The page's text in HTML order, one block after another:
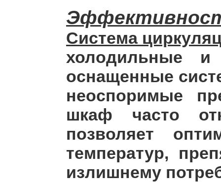
Система
холодильные
оснащенные
неоспоримые
шкаф часто
позволяет
температур,
излишнему